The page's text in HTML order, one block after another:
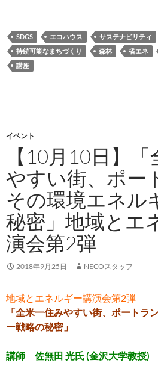
SDGS エコハウス サステナビリティ
持続可能なまちづくり
森林 省エネ
講座
イベント
【10月10日】
やすい街、ポー
その環境エネル
秘密」地域とエ
演会第2弾
2018年9月25日 NECOスタッフ
地域とエネルギー講演会第2弾
「全米一住みやすい街、ポートラ
ー戦略の秘密」
講師 佐無田 光氏 (金沢大学教授)